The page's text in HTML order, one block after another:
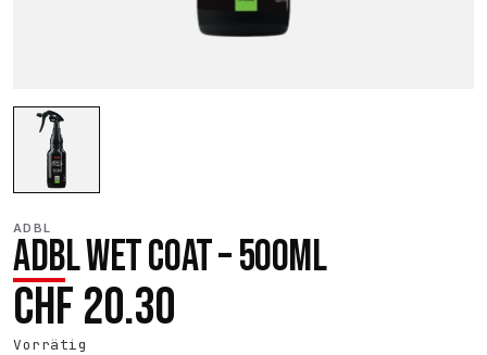
ADBL
ADBL WET COAT – 500ML
CHF20.30
Vorrätig